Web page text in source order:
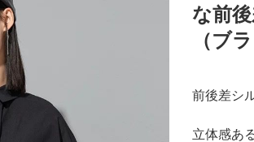
な前
（ブ
前後差シ
立体感あ